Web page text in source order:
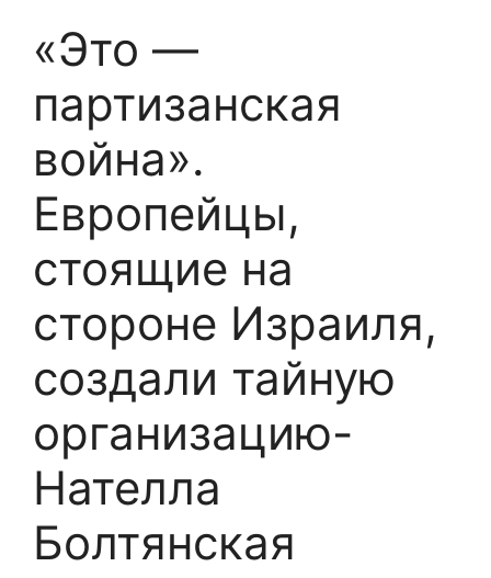
«Это —
партизанская
война».
Европейцы,
стоящие на
стороне Израиля,
создали тайную
организацию-
Нателла
Болтянская